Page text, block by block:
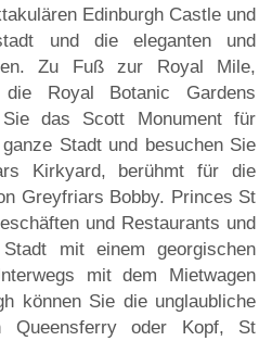
Edinburgh Castle und
und die eleganten und
Zu Fuß zur Royal Mile,
Royal Botanic Gardens
das Scott Monument für
Stadt und besuchen Sie
Kirkyard, berühmt für die
Greyfriars Bobby. Princes St
und Restaurants und
mit einem georgischen
mit dem Mietwagen
können Sie die unglaubliche
Queensferry oder Kopf, St